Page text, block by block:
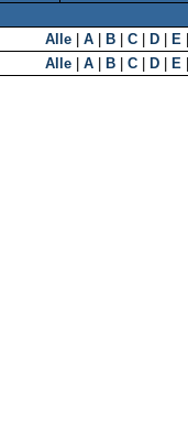
Alle A B C D E
Alle
A B C D E